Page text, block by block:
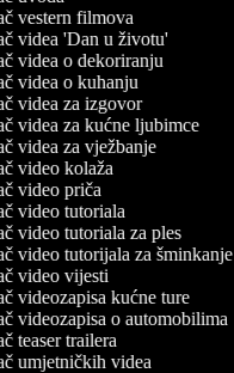
vestern filmova
videa 'Dan u životu'
videa o dekoriranju
videa o kuhanju
videa za izgovor
videa za kućne ljubimce
videa za vježbanje
video kolaža
video priča
video tutoriala
video tutoriala za ples
video tutorijala za šminkanje
video vijesti
videozapisa kućne ture
videozapisa o automobilima
teaser trailera
umjetničkih videa